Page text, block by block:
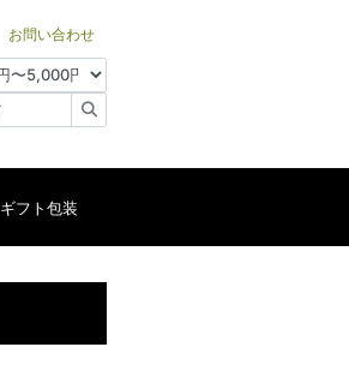
お問い合わせ
ギフト包装